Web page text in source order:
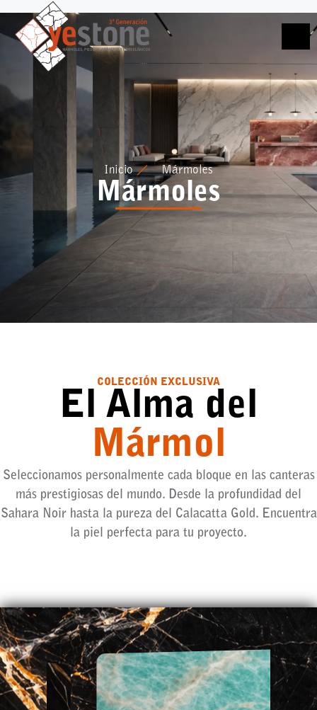
Inicio Mármoles
Mármoles
COLECCIÓN EXCLUSIVA
El Alma del
Mármol
Seleccionamos personalmente cada bloque en las canteras
más prestigiosas del mundo. Desde la profundidad del
Sahara Noir hasta la pureza del Calacatta Gold. Encuentra
la piel perfecta para tu proyecto.